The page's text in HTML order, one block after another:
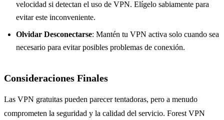
velocidad si detectan el uso de VPN. Elígelo sabiamente para
evitar este inconveniente.
Olvidar Desconectarse: Mantén tu VPN activa solo cuando sea
necesario para evitar posibles problemas de conexión.
Consideraciones Finales
Las VPN gratuitas pueden parecer tentadoras, pero a menudo
comprometen la seguridad y la calidad del servicio. Forest VPN